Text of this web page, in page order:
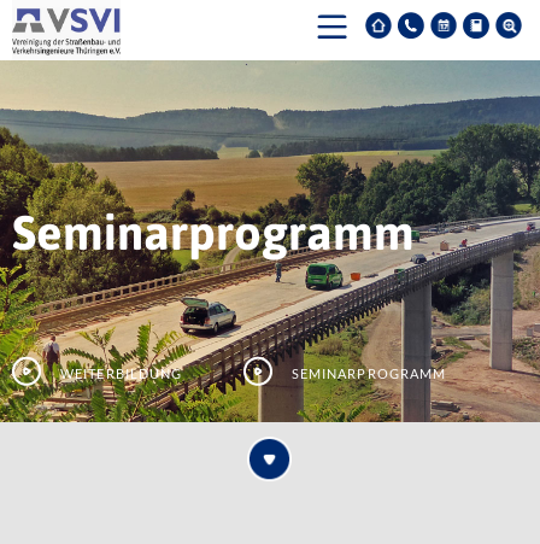
Seminarprogramm
Weiterbildung Seminarprogramm